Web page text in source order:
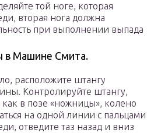
той ноге, которая
вторая нога должна
при выполнении выпада
в Машине Смита.
расположите штангу
Контролируйте штангу,
как в позе «ножницы», колено
на одной линии с пальцами
отведите таз назад и вниз